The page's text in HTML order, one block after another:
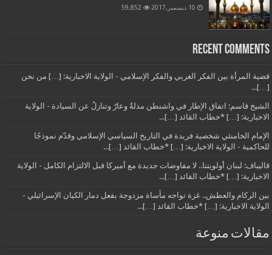
10 ديسمبر,2017 59,852
Recent Comments
قضية المرأة بين الفكر الغربي والفكر الإسلامي - الولاية الاخبارية: […] من نحن
[…]...
الشيخ قاسم: اتفاق الإطار في واشنطن مذلةٌ وعارٌ وتنازلٌ عن السيادة - الولاية
الاخبارية: […] *خطاب القائد […]...
الإمام الخامنئي شخصية فريدة في التاريخ السياسي الإسلامي وقدّم نموذجًا
للحاكمية - الولاية الاخبارية: […] *خطاب القائد […]...
قاليباف: لبنان أولويتنا.. لا مفاوضات جديدة مع أميركا قبل الالتزام الكامل - الولاية
الاخبارية: […] *خطاب القائد […]...
بين الركام والعطش.. غزة تواجه مأساة مزدوجة بفعل دمار الكيان الإسرائيلي -
الولاية الاخبارية: […] *خطاب القائد […]...
مقالات منوعة